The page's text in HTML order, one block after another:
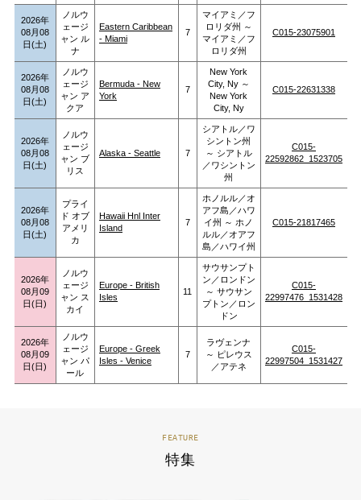
2026年
08月08
日(土)
ノルウ
ェージ
ャン ル
ナ
Eastern Caribbean
- Miami
7
マイアミ／フ
ロリダ州 ～
マイアミ／フ
ロリダ州
C015-23075901
2026年
08月08
日(土)
ノルウ
ェージ
ャン ア
クア
Bermuda - New
York
7
New York
City, Ny ～
New York
City, Ny
C015-22631338
2026年
08月08
日(土)
ノルウ
ェージ
ャン ブ
リス
Alaska - Seattle 7
シアトル／ワ
シントン州
～ シアトル
／ワシントン
州
C015-
22592862_1523705
2026年
08月08
日(土)
プライ
ド オブ
アメリ
カ
Hawaii Hnl Inter
Island
7
ホノルル／オ
アフ島／ハワ
イ州 ～ ホノ
ルル／オアフ
島／ハワイ州
C015-21817465
2026年
08月09
日(日)
ノルウ
ェージ
ャン ス
カイ
Europe - British
Isles
11
サウサンプト
ン／ロンドン
～ サウサン
プトン／ロン
ドン
C015-
22997476_1531428
2026年
08月09
日(日)
ノルウ
ェージ
ャン パ
ール
Europe - Greek
Isles - Venice
7
ラヴェンナ
～ ピレウス
／アテネ
C015-
22997504_1531427
FEATURE
特集